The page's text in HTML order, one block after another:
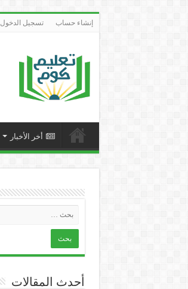
إنشاء حساب تسجيل الدخول
أخر الأخبار
أحدث المقالات